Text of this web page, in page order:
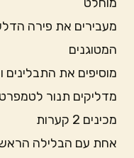
מעבירים את פירה
המטוגנים
מוסיפים את התבלינים
מדליקים תנור לטמפרטורה של
מכינים 2 קערות
אחת עם הבלילה